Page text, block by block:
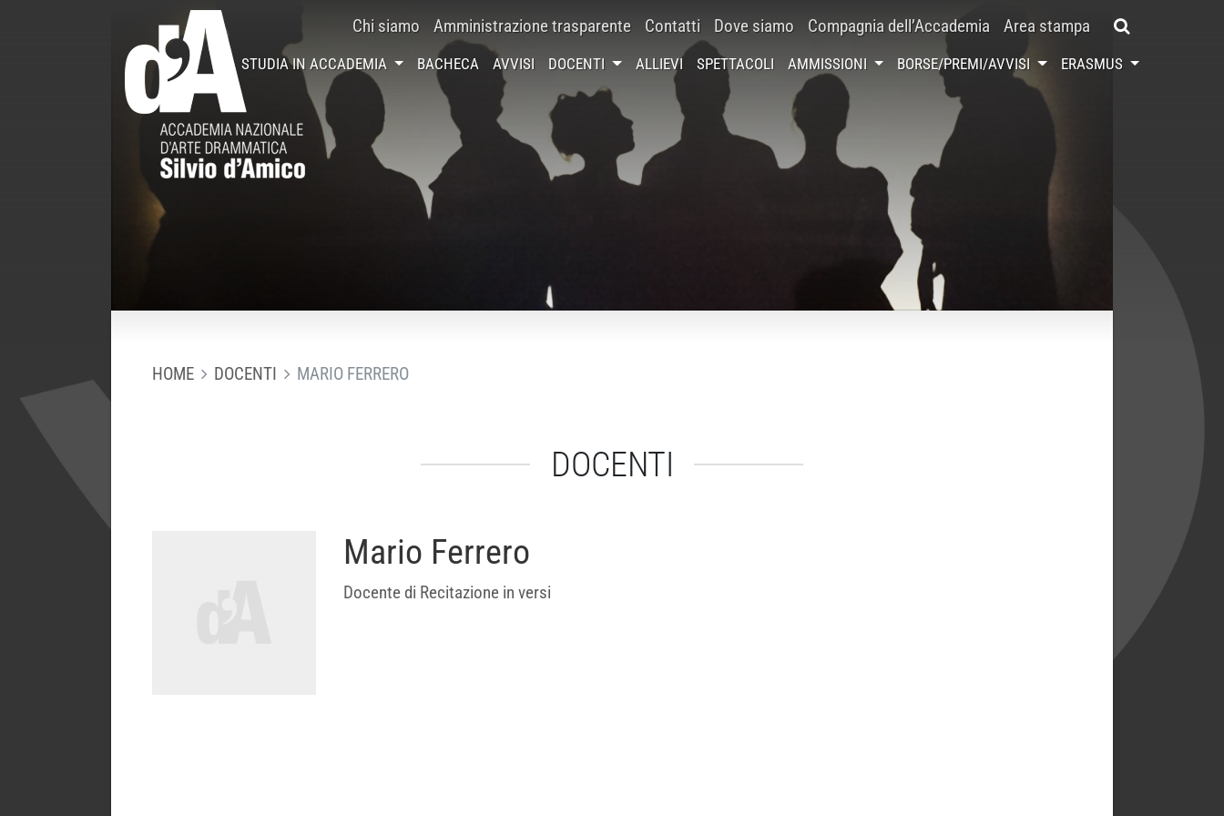
Chi siamo Amministrazione trasparente Contatti Dove siamo Compagnia dell’Accademia Area stampa
STUDIA IN ACCADEMIA BACHECA AVVISI DOCENTI ALLIEVI SPETTACOLI AMMISSIONI BORSE/PREMI/AVVISI ERASMUS
HOME DOCENTI MARIO FERRERO
DOCENTI
Mario Ferrero
Docente di Recitazione in versi